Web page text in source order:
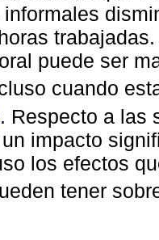
puede ser
cuando
Respecto a las
impacto
los efectos
tener